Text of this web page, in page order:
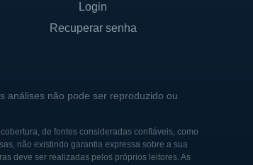
Login
Recuperar senha
análises não pode ser reproduzido ou
de fontes consideradas confiáveis, como
não existindo garantia expressa sobre a sua
deve ser realizadas pelos próprios leitores. As